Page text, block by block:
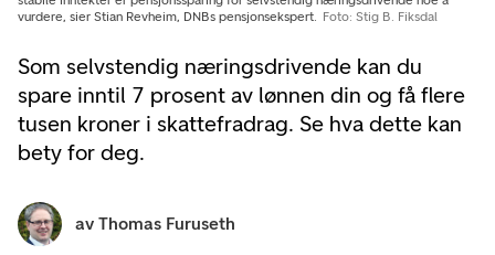
Som selvstendig næringsdrivende kan du
spare inntil 7 prosent av lønnen din og få flere
tusen kroner i skattefradrag. Se hva dette kan
bety for deg.
vurdere, sier Stian Revheim, DNBs pensjonsekspert.
Foto: Stig B. Fiksdal
av Thomas Furuseth